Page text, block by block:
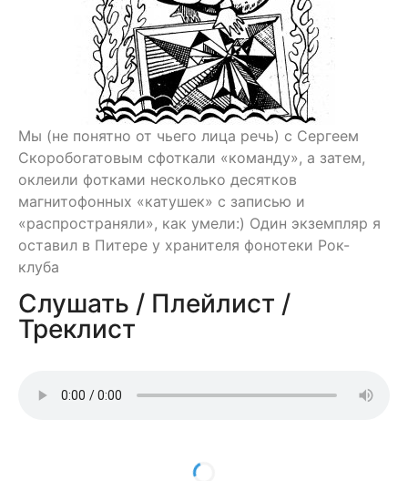
Мы (не понятно от чьего лица речь) с Сергеем
Скоробогатовым сфоткали «команду», а затем,
оклеили фотками несколько десятков
магнитофонных «катушек» с записью и
«распространяли», как умели:) Один экземпляр я
оставил в Питере у хранителя фонотеки Рок-
клуба
Слушать / Плейлист /
Треклист